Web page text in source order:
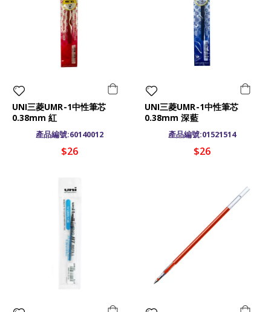
UNI三菱UMR-1中性筆芯
0.38mm 紅
產品編號:60140012
$26
UNI三菱UMR-1中性筆芯
0.38mm 深藍
產品編號:01521514
$26